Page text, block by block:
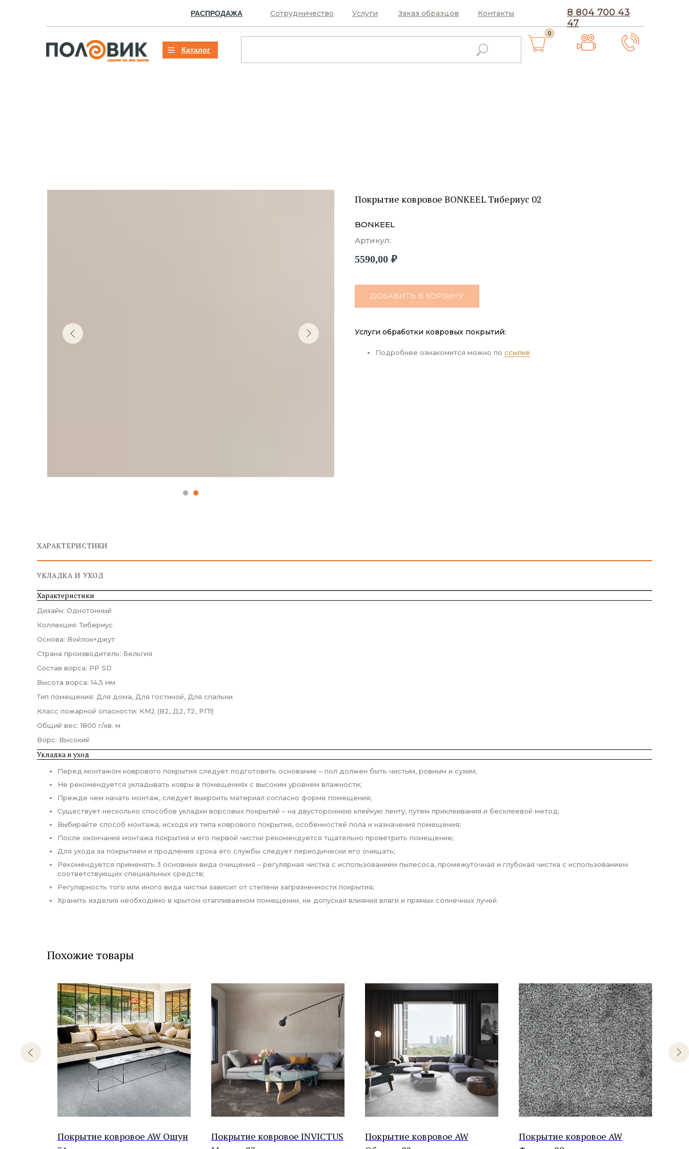
8 804 700 43
47
Услуги
Сотрудничество Контакты
Заказ образцов
РАСПРОДАЖА
0
Каталог
Покрытие ковровое BONKEEL Тибериус 02
BONKEEL
Артикул:
5590,00 ₽
ДОБАВИТЬ В КОРЗИНУ
Услуги обработки ковровых покрытий:
Подробнее ознакомится можно по ссылке
ХАРАКТЕРИСТИКИ
УКЛАДКА И УХОД
Характеристики
Дизайн: Однотонный
Коллекция: Тибериус
Основа: Войлок+джут
Страна производитель: Бельгия
Состав ворса: PP SD
Высота ворса: 14,5 мм
Тип помещения: Для дома, Для гостиной, Для спальни
Класс пожарной опасности: КМ2 (В2, Д2, Т2, РП1)
Общий вес: 1800 г/кв. м
Ворс: Высокий
Укладка и уход
Перед монтажом коврового покрытия следует подготовить основание – пол должен быть чистым, ровным и сухим;
Не рекомендуется укладывать ковры в помещениях с высоким уровнем влажности;
Прежде чем начать монтаж, следует выкроить материал согласно форме помещения;
Существует несколько способов укладки ворсовых покрытий – на двустороннюю клейкую ленту, путем приклеивания и бесклеевой метод;
Выбирайте способ монтажа, исходя из типа коврового покрытия, особенностей пола и назначения помещения;
После окончания монтажа покрытия и его первой чистки рекомендуется тщательно проветрить помещение;
Для ухода за покрытием и продления срока его службы следует периодически его очищать;
Рекомендуется применять 3 основных вида очищения – регулярная чистка с использованием пылесоса, промежуточная и глубокая чистка с использованием
соответствующих специальных средств;
Регулярность того или иного вида чистки зависит от степени загрязненности покрытия;
Хранить изделия необходимо в крытом отапливаемом помещении, не допуская влияния влаги и прямых солнечных лучей.
Похожие товары
Покрытие ковровое AW Ошун
Покрытие ковровое INVICTUS
Покрытие ковровое AW
Покрытие ковровое AW